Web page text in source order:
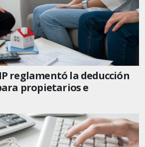
reglamentó la deducción
propietarios e